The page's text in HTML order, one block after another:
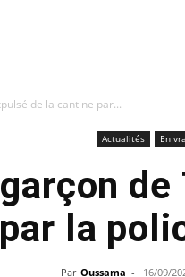
de la cantine par...
Actualités En
la
Par Oussama - 16/09/